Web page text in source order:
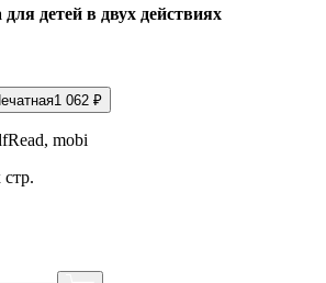
детей в двух действиях
1 062 ₽
mobi